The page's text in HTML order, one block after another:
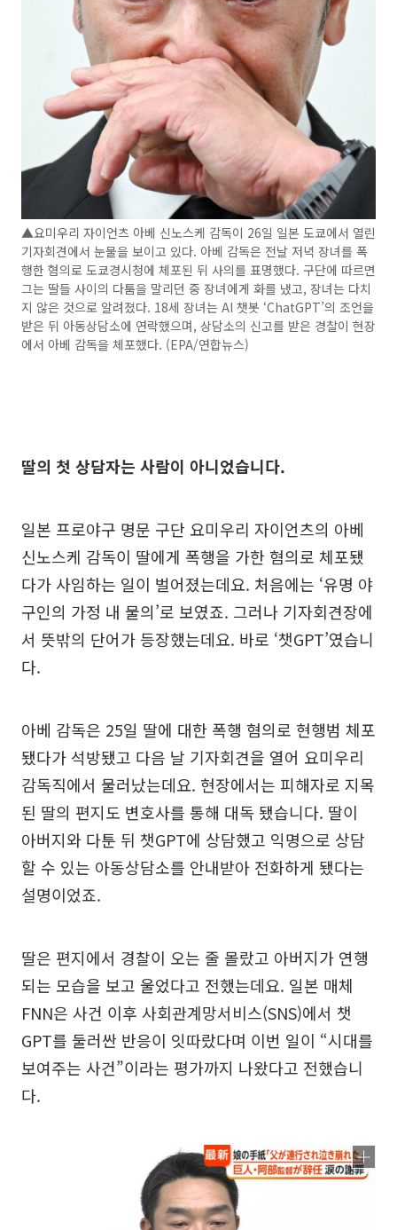
▲요미우리 자이언츠 아베 신노스케 감독이 26일 일본 도쿄에서 열린
기자회견에서 눈물을 보이고 있다. 아베 감독은 전날 저녁 장녀를 폭
행한 혐의로 도쿄경시청에 체포된 뒤 사의를 표명했다. 구단에 따르면
그는 딸들 사이의 다툼을 말리던 중 장녀에게 화를 냈고, 장녀는 다치
지 않은 것으로 알려졌다. 18세 장녀는 AI 챗봇 ‘ChatGPT’의 조언을
받은 뒤 아동상담소에 연락했으며, 상담소의 신고를 받은 경찰이 현장
에서 아베 감독을 체포했다. (EPA/연합뉴스)
딸의 첫 상담자는 사람이 아니었습니다.
일본 프로야구 명문 구단 요미우리 자이언츠의 아베
신노스케 감독이 딸에게 폭행을 가한 혐의로 체포됐
다가 사임하는 일이 벌어졌는데요. 처음에는 ‘유명 야
구인의 가정 내 물의’로 보였죠. 그러나 기자회견장에
서 뜻밖의 단어가 등장했는데요. 바로 ‘챗GPT’였습니
다.
아베 감독은 25일 딸에 대한 폭행 혐의로 현행범 체포
됐다가 석방됐고 다음 날 기자회견을 열어 요미우리
감독직에서 물러났는데요. 현장에서는 피해자로 지목
된 딸의 편지도 변호사를 통해 대독 됐습니다. 딸이
아버지와 다툰 뒤 챗GPT에 상담했고 익명으로 상담
할 수 있는 아동상담소를 안내받아 전화하게 됐다는
설명이었죠.
딸은 편지에서 경찰이 오는 줄 몰랐고 아버지가 연행
되는 모습을 보고 울었다고 전했는데요. 일본 매체
FNN은 사건 이후 사회관계망서비스(SNS)에서 챗
GPT를 둘러싼 반응이 잇따랐다며 이번 일이 “시대를
보여주는 사건”이라는 평가까지 나왔다고 전했습니
다.